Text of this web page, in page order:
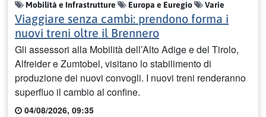
Mobilità e Infrastrutture Europa e Euregio Varie
Viaggiare senza cambi: prendono forma i
nuovi treni oltre il Brennero
Gli assessori alla Mobilità dell’Alto Adige e del Tirolo,
Alfreider e Zumtobel, visitano lo stabilimento di
produzione dei nuovi convogli. I nuovi treni renderanno
superfluo il cambio al confine.
04/08/2026, 09:35